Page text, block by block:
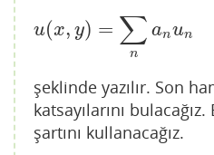
u(x, y) = ∑
n
anun
u (x,y )=∑ na n un
şeklinde yazılır. Son
katsayılarını
şartını kullanacağız.